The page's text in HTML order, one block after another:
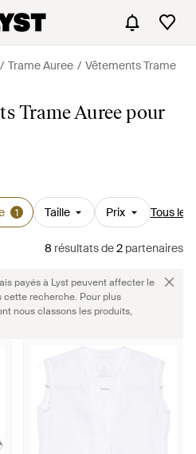
Trame Auree
Vêtements Trame
Trame Auree pour
1 Taille Prix Tous les
8 résultatsde2 partenaires
payés à Lyst peuvent affecter le
recherche. Pour plus
nous classons les produits,